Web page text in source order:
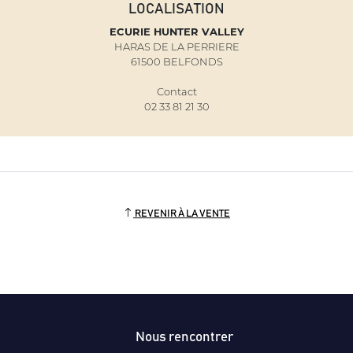
LOCALISATION
ECURIE HUNTER VALLEY
HARAS DE LA PERRIERE
61500 BELFONDS
Contact
02 33 81 21 30
REVENIR À LA VENTE
Nous rencontrer